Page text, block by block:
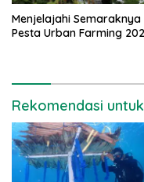
Menjelajahi Semaraknya
Pesta Urban Farming
Rekomendasi